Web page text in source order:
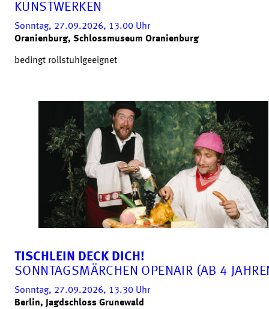
KUNSTWERKEN
Sonntag, 27.09.2026, 13.00 Uhr
Oranienburg, Schlossmuseum Oranienburg
bedingt rollstuhlgeeignet
TISCHLEIN DECK DICH!
SONNTAGSMÄRCHEN OPENAIR (AB 4
Sonntag, 27.09.2026, 13.30 Uhr
Berlin, Jagdschloss Grunewald